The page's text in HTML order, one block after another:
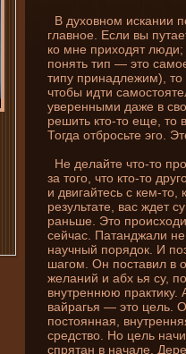
В духовном искани­и
главное. Если вы
ко мне приходят люди;
понять тип — это
типу принадлежим), то
чтобы идти
уверенными даже в
решить кто-то еще, то
Тогда отбросьте эго.
Не де­лайте что-то
за того, что кто-то
и двигайтесь с кем-то,
результате, вас жде­т
раньше. Это
сейчас. Патанджали
научный порядок. И
шагом. Он поставил в
желани­й и абх ья су,
внутреннюю практику.
вайрагья — это цель.
постоянная,
средство. Но цель
спрятан в начале.